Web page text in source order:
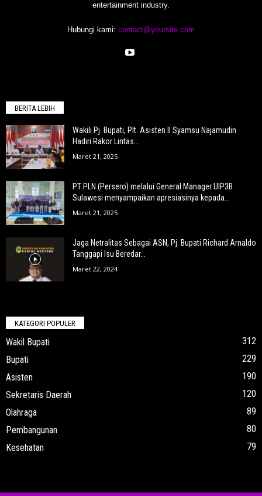
entertainment industry.
Hubungi kami: contact@yoursite.com
BERITA LEBIH
Wakili Pj. Bupati, Plt. Asisten II Syamsu Najamudin
Hadiri Rakor Lintas...
Maret 21, 2025
PT PLN (Persero) melalui General Manager UIP3B
Sulawesi menyampaikan apresiasinya kepada...
Maret 21, 2025
Jaga Netralitas Sebagai ASN, Pj. Bupati Richard Arnaldo
Tanggapi Isu Beredar...
Maret 22, 2024
KATEGORI POPULER
Wakil Bupati
312
Bupati
229
Asisten
190
Sekretaris Daerah
120
Olahraga
89
Pembangunan
80
Kesehatan
79